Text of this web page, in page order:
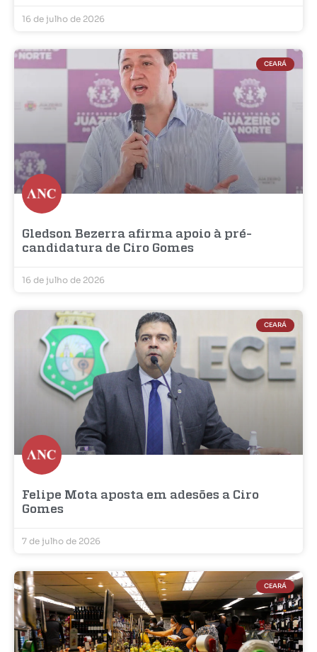
16 de julho de 2026
CEARÁ
Gledson Bezerra afirma apoio à pré-
candidatura de Ciro Gomes
16 de julho de 2026
CEARÁ
Felipe Mota aposta em adesões a Ciro
Gomes
7 de julho de 2026
CEARÁ